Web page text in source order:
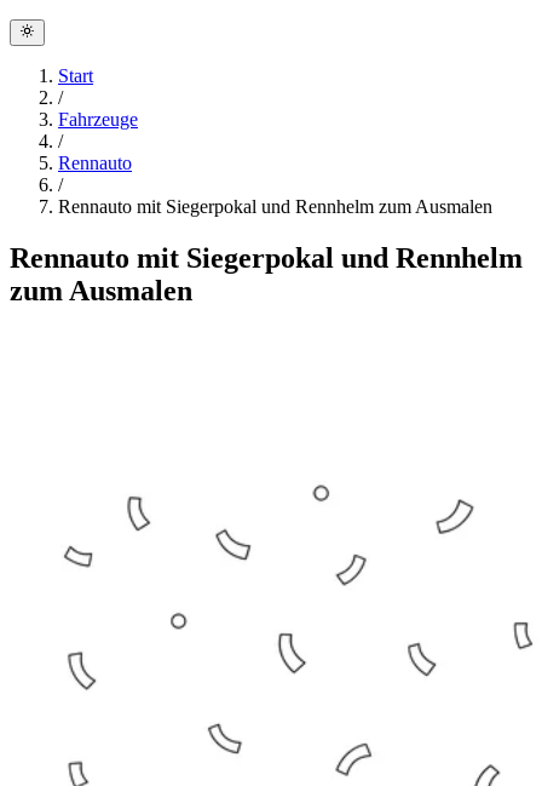
Start
/
Fahrzeuge
/
Rennauto
/
Rennauto mit Siegerpokal und Rennhelm zum Ausmalen
Rennauto mit Siegerpokal und Rennhelm
zum Ausmalen